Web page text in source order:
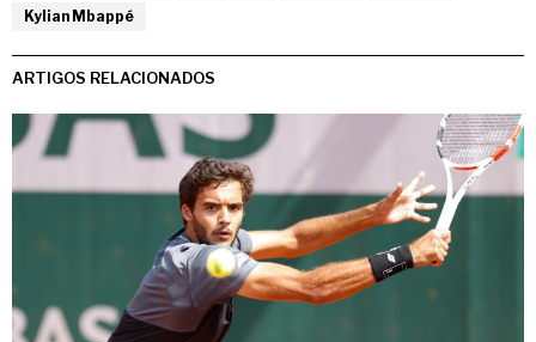
Kylian Mbappé
ARTIGOS RELACIONADOS